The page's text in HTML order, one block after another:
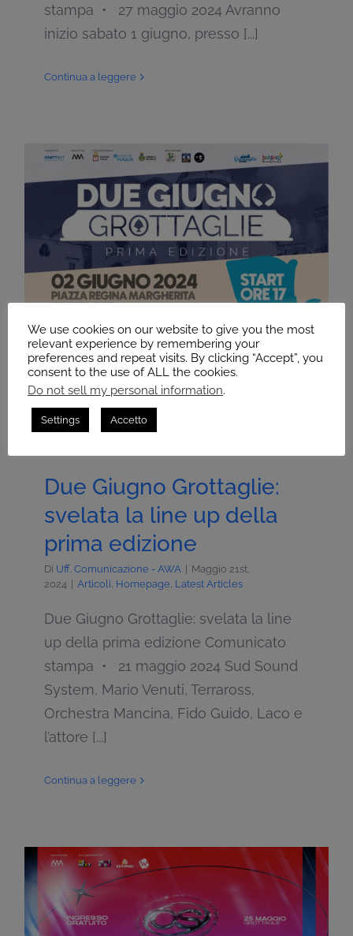
stampa • 27 maggio 2024 Avranno
inizio sabato 1 giugno, presso [...]
Continua a leggere
Due Giugno Grottaglie:
svelata la line up della
prima edizione
Di Uff. Comunicazione - AWA
Maggio 21st,
2024
Articoli Homepage Latest Articles
Due Giugno Grottaglie: svelata la line
up della prima edizione Comunicato
stampa • 21 maggio 2024 Sud Sound
System, Mario Venuti, Terraross,
Orchestra Mancina, Fido Guido, Laco e
l’attore [...]
Continua a leggere
We use cookies on our website to give you the most
relevant experience by remembering your
preferences and repeat visits. By clicking “Accept”, you
consent to the use of ALL the cookies.
Do not sell my personal information.
Settings Accetto